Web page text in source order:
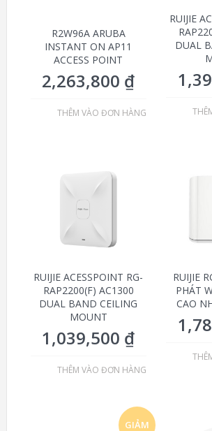
R2W96A ARUBA
INSTANT ON AP11
ACCESS POINT
2,263,800 ₫
THÊM VÀO ĐƠN HÀNG
RUIJIE
DUAL
RUIJIE ACESSPOINT RG-
RAP2200(F) AC1300
DUAL BAND CEILING
MOUNT
1,039,500 ₫
THÊM VÀO ĐƠN HÀNG
RUIJIE
PHÁT
CAO
GIẢM